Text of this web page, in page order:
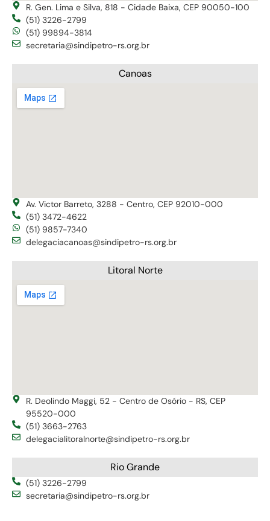
R. Gen. Lima e Silva, 818 - Cidade Baixa, CEP 90050-100
(51) 3226-2799
(51) 99894-3814
secretaria@sindipetro-rs.org.br
Canoas
Av. Victor Barreto, 3288 - Centro, CEP 92010-000
(51) 3472-4622
(51) 9857-7340
delegaciacanoas@sindipetro-rs.org.br
Litoral Norte
R. Deolindo Maggi, 52 - Centro de Osório - RS, CEP
95520-000
(51) 3663-2763
delegacialitoralnorte@sindipetro-rs.org.br
Rio Grande
(51) 3226-2799
secretaria@sindipetro-rs.org.br